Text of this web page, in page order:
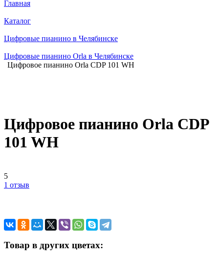
Главная
Каталог
Цифровые пианино в Челябинске
Цифровые пианино Orla в Челябинске
Цифровое пианино Orla CDP 101 WH
Цифровое пианино Orla CDP
101 WH
5
1 отзыв
Товар в других цветах: